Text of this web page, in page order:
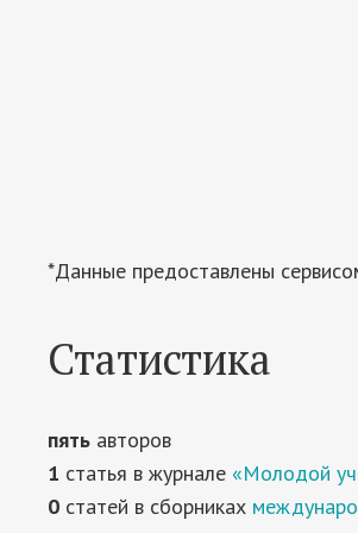
*Данные предоставлены
Статистика
пять авторов
1 статья в журнале «Молодой
0 статей в сборниках